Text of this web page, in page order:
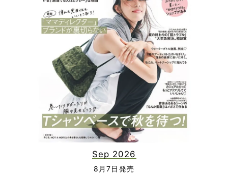
Sep 2026
8月7日発売